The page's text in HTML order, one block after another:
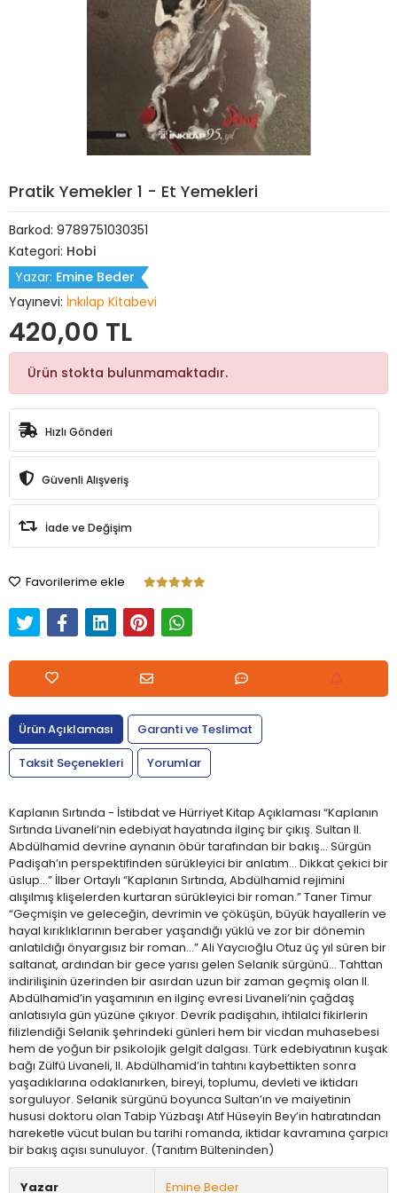
Pratik Yemekler 1 - Et Yemekleri
Barkod: 9789751030351
Kategori: Hobi
Yazar: Emine Beder
Yayınevi: İnkılap Kitabevi
420,00 TL
Ürün stokta bulunmamaktadır.
Hızlı Gönderi
Güvenli Alışveriş
İade ve Değişim
Favorilerime ekle
Ürün Açıklaması
Garanti ve Teslimat
Taksit Seçenekleri
Yorumlar
Kaplanın Sırtında - İstibdat ve Hürriyet Kitap Açıklaması “Kaplanın
Sırtında Livaneli’nin edebiyat hayatında ilginç bir çıkış. Sultan II.
Abdülhamid devrine aynanın öbür tarafından bir bakış… Sürgün
Padişah’ın perspektifinden sürükleyici bir anlatım… Dikkat çekici bir
üslup…” İlber Ortaylı “Kaplanın Sırtında, Abdülhamid rejimini
alışılmış klişelerden kurtaran sürükleyici bir roman.” Taner Timur
“Geçmişin ve geleceğin, devrimin ve çöküşün, büyük hayallerin ve
hayal kırıklıklarının beraber yaşandığı yüklü ve zor bir dönemin
anlatıldığı önyargısız bir roman...” Ali Yaycıoğlu Otuz üç yıl süren bir
saltanat, ardından bir gece yarısı gelen Selanik sürgünü… Tahttan
indirilişinin üzerinden bir asırdan uzun bir zaman geçmiş olan II.
Abdülhamid’in yaşamının en ilginç evresi Livaneli’nin çağdaş
anlatısıyla gün yüzüne çıkıyor. Devrik padişahın, ihtilalci fikirlerin
filizlendiği Selanik şehrindeki günleri hem bir vicdan muhasebesi
hem de yoğun bir psikolojik gelgit dalgası. Türk edebiyatının kuşak
bağı Zülfü Livaneli, II. Abdülhamid’in tahtını kaybettikten sonra
yaşadıklarına odaklanırken, bireyi, toplumu, devleti ve iktidarı
sorguluyor. Selanik sürgünü boyunca Sultan’ın ve maiyetinin
hususi doktoru olan Tabip Yüzbaşı Atıf Hüseyin Bey’in hatıratından
hareketle vücut bulan bu tarihi romanda, iktidar kavramına çarpıcı
bir bakış açısı sunuluyor. (Tanıtım Bülteninden)
Yazar Emine Beder